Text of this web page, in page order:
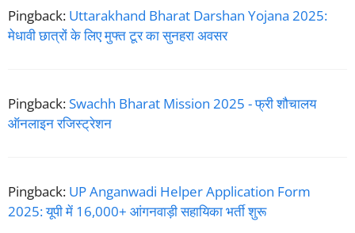
Pingback: Uttarakhand Bharat Darshan Yojana 2025:
मेधावी छात्रों के लिए मुफ्त टूर का सुनहरा अवसर
Pingback:Swachh Bharat Mission 2025 - फ्री शौचालय
ऑनलाइन रजिस्ट्रेशन
Pingback: UP Anganwadi Helper Application Form
2025: यूपी में 16,000+ आंगनवाड़ी सहायिका भर्ती शुरू